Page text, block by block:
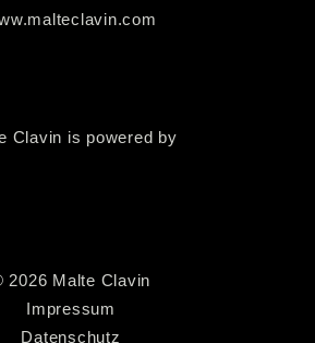
Clavin is powered by
2026 Malte Clavin
Impressum
Datenschutz